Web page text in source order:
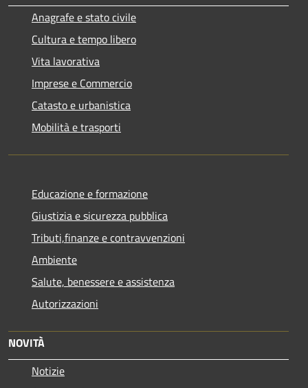
Anagrafe e stato civile
Cultura e tempo libero
Vita lavorativa
Imprese e Commercio
Catasto e urbanistica
Mobilità e trasporti
Educazione e formazione
Giustizia e sicurezza pubblica
Tributi,finanze e contravvenzioni
Ambiente
Salute, benessere e assistenza
Autorizzazioni
NOVITÀ
Notizie